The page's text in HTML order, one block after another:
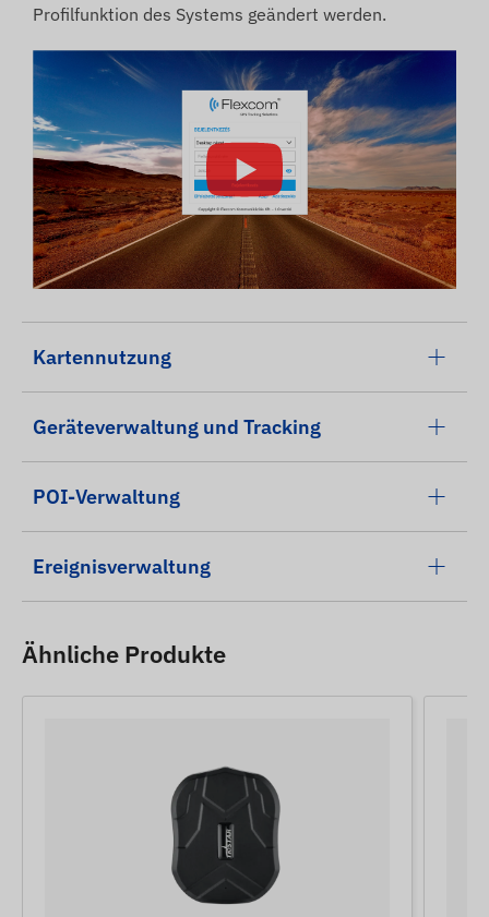
Profilfunktion des Systems geändert werden.
Kartennutzung
Geräteverwaltung und Tracking
POI-Verwaltung
Ereignisverwaltung
Ähnliche Produkte